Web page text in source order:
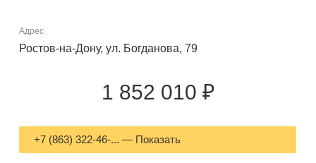
Адрес
Ростов-на-Дону, ул. Богданова, 79
1 852 010 ₽
+7 (863) 322-46-... — Показать